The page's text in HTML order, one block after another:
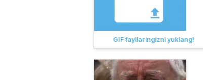
GIF fayllaringizni yuklang!